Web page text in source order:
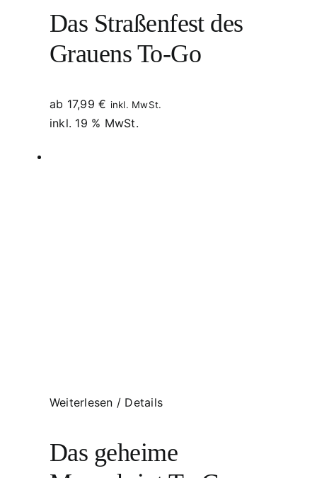
Das Straßenfest des
Grauens To-Go
ab 17,99€ inkl. MwSt.
inkl. 19 % MwSt.
Weiterlesen / Details
Das geheime